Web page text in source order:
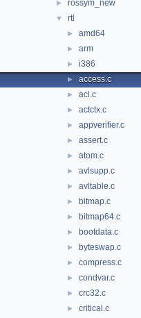
► rossym_new
▼ rtl
► amd64
► arm
► i386
► access.c
► acl.c
► actctx.c
► appverifier.c
► assert.c
► atom.c
► avlsupp.c
► avltable.c
► bitmap.c
► bitmap64.c
► bootdata.c
► byteswap.c
► compress.c
► condvar.c
► crc32.c
► critical.c